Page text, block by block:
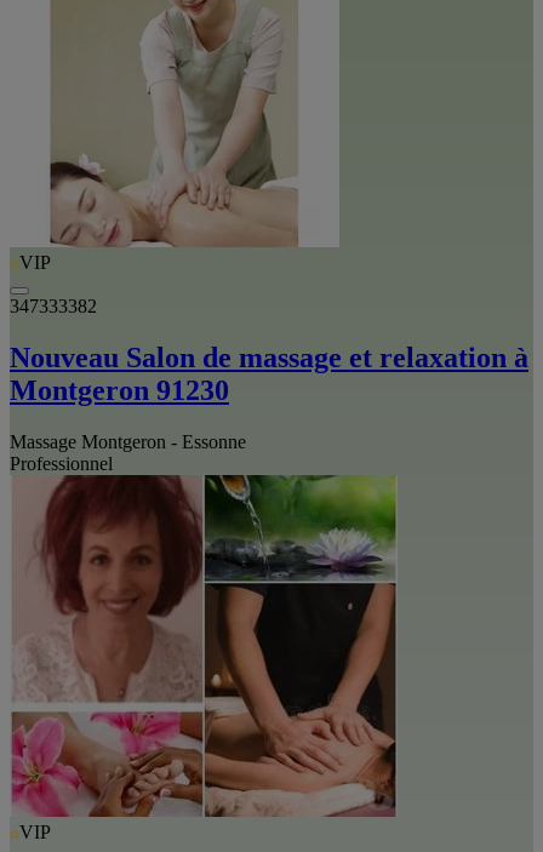
VIP
347333382
Nouveau Salon de massage et relaxation à
Montgeron 91230
Massage Montgeron - Essonne
Professionnel
VIP